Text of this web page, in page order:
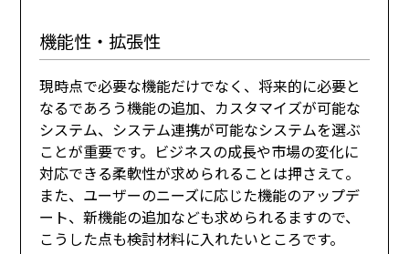
機能性・拡張性
現時点で必要な機能だけでなく、将来的に必要と
なるであろう機能の追加、カスタマイズが可能な
システム、システム連携が可能なシステムを選ぶ
ことが重要です。ビジネスの成長や市場の変化に
対応できる柔軟性が求められることは押さえて。
また、ユーザーのニーズに応じた機能のアップデ
ート、新機能の追加なども求められるますので、
こうした点も検討材料に入れたいところです。